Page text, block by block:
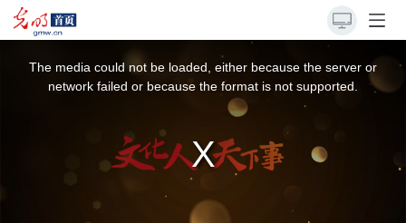
The media could not be loaded, either because the server or
network failed or because the format is not supported.